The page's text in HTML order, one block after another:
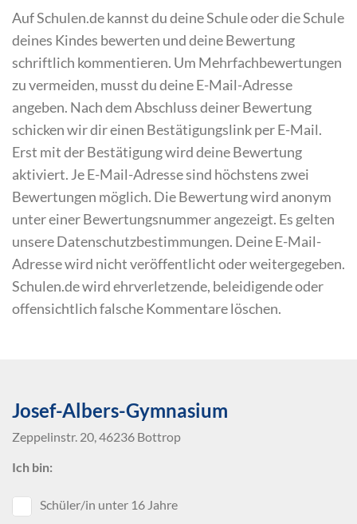
Auf Schulen.de kannst du deine Schule oder die Schule
deines Kindes bewerten und deine Bewertung
schriftlich kommentieren. Um Mehrfachbewertungen
zu vermeiden, musst du deine E-Mail-Adresse
angeben. Nach dem Abschluss deiner Bewertung
schicken wir dir einen Bestätigungslink per E-Mail.
Erst mit der Bestätigung wird deine Bewertung
aktiviert. Je E-Mail-Adresse sind höchstens zwei
Bewertungen möglich. Die Bewertung wird anonym
unter einer Bewertungsnummer angezeigt. Es gelten
unsere Datenschutzbestimmungen. Deine E-Mail-
Adresse wird nicht veröffentlicht oder weitergegeben.
Schulen.de wird ehrverletzende, beleidigende oder
offensichtlich falsche Kommentare löschen.
Josef-Albers-Gymnasium
Zeppelinstr. 20, 46236 Bottrop
Ich bin:
Schüler/in unter 16 Jahre